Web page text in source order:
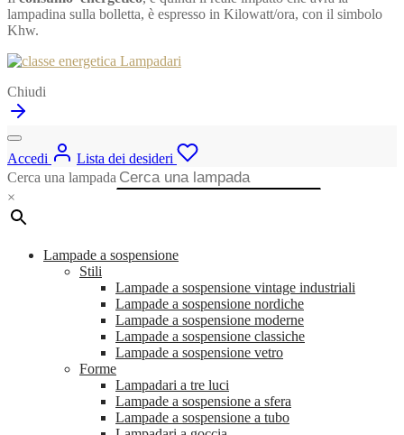
lampadina sulla bolletta, è espresso in Kilowatt/ora, con il simbolo
Khw.
Chiudi
Accedi
Lista dei desideri
Cerca una lampada
×
Lampade a sospensione
Stili
Lampade a sospensione vintage industriali
Lampade a sospensione nordiche
Lampade a sospensione moderne
Lampade a sospensione classiche
Lampade a sospensione vetro
Forme
Lampadari a tre luci
Lampade a sospensione a sfera
Lampade a sospensione a tubo